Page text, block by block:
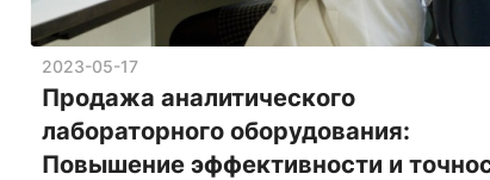
2023-05-17
Продажа аналитического
лабораторного оборудования:
Повышение эффективности и